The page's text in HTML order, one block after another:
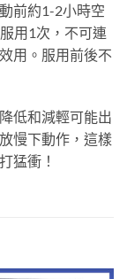
前約1-2小時空
用1次，不可連
用。服用前後不
低和減輕可能出
慢下動作，這樣
猛衝！